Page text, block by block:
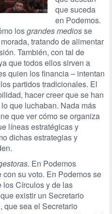
que suceda
en Podemos.
losgrandes mediosse
tratando de alimentar
También, con tal de
que todos ellos sirven a
quien los financia – intentan
partidos tradicionales. El
hacer creer que se han
que luchaban. Nada más
que ver cómo se organiza
líneas estratégicas y
dichas estrategias y
. En Podemos
su voto. En Podemos se
los Círculos y de las
existir un Secretario
que sea el Secretario